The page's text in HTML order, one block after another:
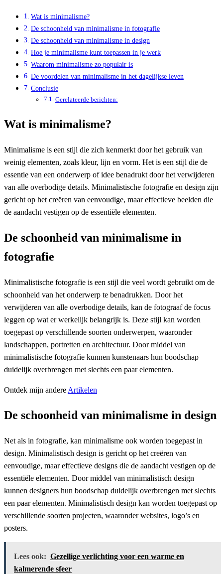
Wat is minimalisme?
De schoonheid van minimalisme in fotografie
De schoonheid van minimalisme in design
Hoe je minimalisme kunt toepassen in je werk
Waarom minimalisme zo populair is
De voordelen van minimalisme in het dagelijkse leven
Conclusie
Gerelateerde berichten:
Wat is minimalisme?
Minimalisme is een stijl die zich kenmerkt door het gebruik van
weinig elementen, zoals kleur, lijn en vorm. Het is een stijl die de
essentie van een onderwerp of idee benadrukt door het verwijderen
van alle overbodige details. Minimalistische fotografie en design zijn
gericht op het creëren van eenvoudige, maar effectieve beelden die
de aandacht vestigen op de essentiële elementen.
De schoonheid van minimalisme in
fotografie
Minimalistische fotografie is een stijl die veel wordt gebruikt om de
schoonheid van het onderwerp te benadrukken. Door het
verwijderen van alle overbodige details, kan de fotograaf de focus
leggen op wat er werkelijk belangrijk is. Deze stijl kan worden
toegepast op verschillende soorten onderwerpen, waaronder
landschappen, portretten en architectuur. Door middel van
minimalistische fotografie kunnen kunstenaars hun boodschap
duidelijk overbrengen met slechts een paar elementen.
Ontdek mijn andere Artikelen
De schoonheid van minimalisme in design
Net als in fotografie, kan minimalisme ook worden toegepast in
design. Minimalistisch design is gericht op het creëren van
eenvoudige, maar effectieve designs die de aandacht vestigen op de
essentiële elementen. Door middel van minimalistisch design
kunnen designers hun boodschap duidelijk overbrengen met slechts
een paar elementen. Minimalistisch design kan worden toegepast op
verschillende soorten projecten, waaronder websites, logo’s en
posters.
Lees ook: Gezellige verlichting voor een warme en
kalmerende sfeer